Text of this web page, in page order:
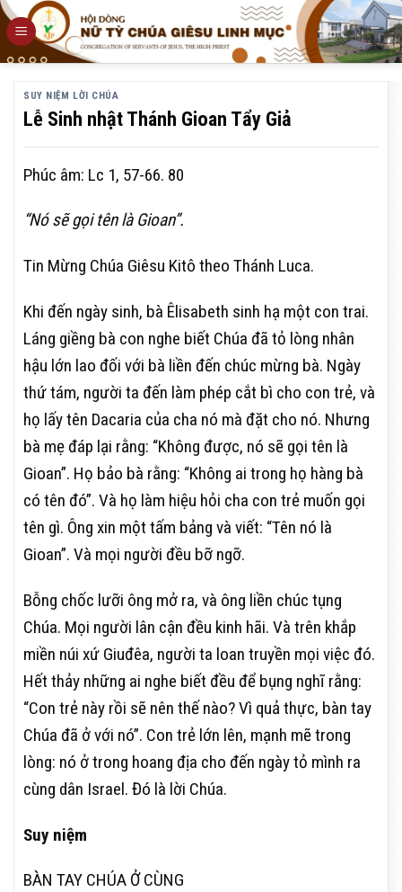
Skip
to
content
SUY NIỆM LỜI CHÚA
Lễ Sinh nhật Thánh Gioan Tẩy Giả
Phúc âm: Lc 1, 57-66. 80
“Nó sẽ gọi tên là Gioan”.
Tin Mừng Chúa Giêsu Kitô theo Thánh Luca.
Khi đến ngày sinh, bà Êlisabeth sinh hạ một con trai.
Láng giềng bà con nghe biết Chúa đã tỏ lòng nhân
hậu lớn lao đối với bà liền đến chúc mừng bà. Ngày
thứ tám, người ta đến làm phép cắt bì cho con trẻ, và
họ lấy tên Dacaria của cha nó mà đặt cho nó. Nhưng
bà mẹ đáp lại rằng: “Không được, nó sẽ gọi tên là
Gioan”. Họ bảo bà rằng: “Không ai trong họ hàng bà
có tên đó”. Và họ làm hiệu hỏi cha con trẻ muốn gọi
tên gì. Ông xin một tấm bảng và viết: “Tên nó là
Gioan”. Và mọi người đều bỡ ngỡ.
Bỗng chốc lưỡi ông mở ra, và ông liền chúc tụng
Chúa. Mọi người lân cận đều kinh hãi. Và trên khắp
miền núi xứ Giuđêa, người ta loan truyền mọi việc đó.
Hết thảy những ai nghe biết đều để bụng nghĩ rằng:
“Con trẻ này rồi sẽ nên thế nào? Vì quả thực, bàn tay
Chúa đã ở với nó”. Con trẻ lớn lên, mạnh mẽ trong
lòng: nó ở trong hoang địa cho đến ngày tỏ mình ra
cùng dân Israel. Đó là lời Chúa.
Suy niệm
BÀN TAY CHÚA Ở CÙNG